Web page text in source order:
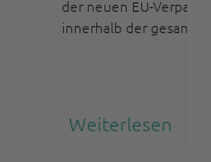
der neuen EU-
innerhalb der
Weiterlesen